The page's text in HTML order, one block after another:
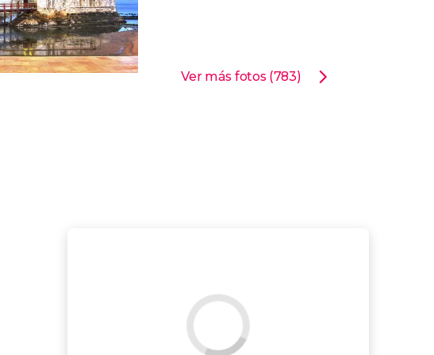
Ver más fotos (783)